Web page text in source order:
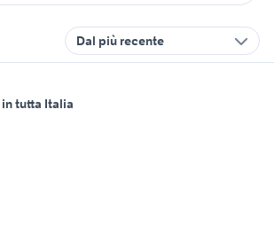
Dal più recente
tutta Italia